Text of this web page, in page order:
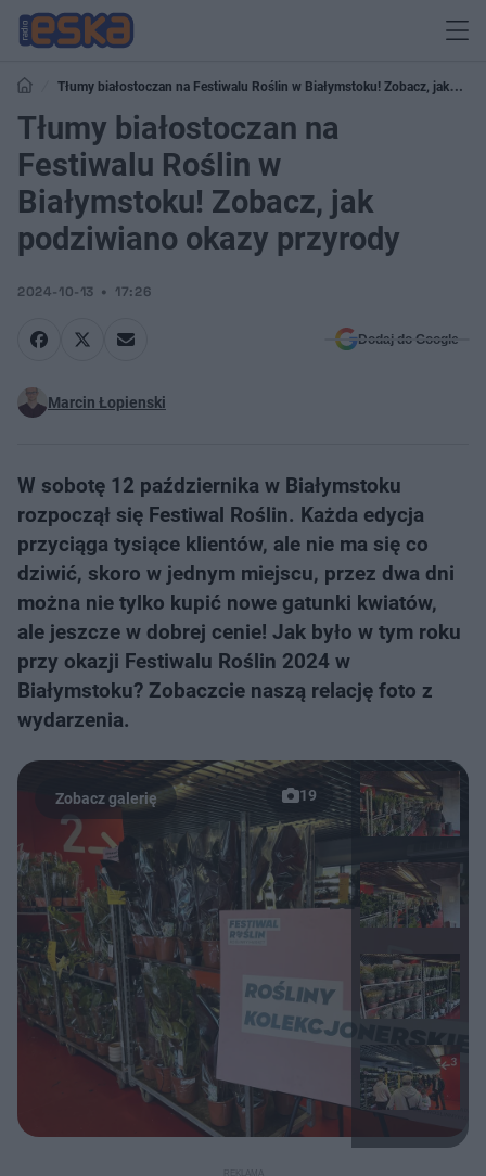
Tłumy białostoczan na Festiwalu Roślin w Białymstoku! Zobacz, jak
podziwiano okazy przyrody
Tłumy białostoczan na
Festiwalu Roślin w
Białymstoku! Zobacz, jak
podziwiano okazy przyrody
2024-10-13 17:26
Dodaj do Google
Marcin Łopienski
W sobotę 12 października w Białymstoku
rozpoczął się Festiwal Roślin. Każda edycja
przyciąga tysiące klientów, ale nie ma się co
dziwić, skoro w jednym miejscu, przez dwa dni
można nie tylko kupić nowe gatunki kwiatów,
ale jeszcze w dobrej cenie! Jak było w tym roku
przy okazji Festiwalu Roślin 2024 w
Białymstoku? Zobaczcie naszą relację foto z
wydarzenia.
19